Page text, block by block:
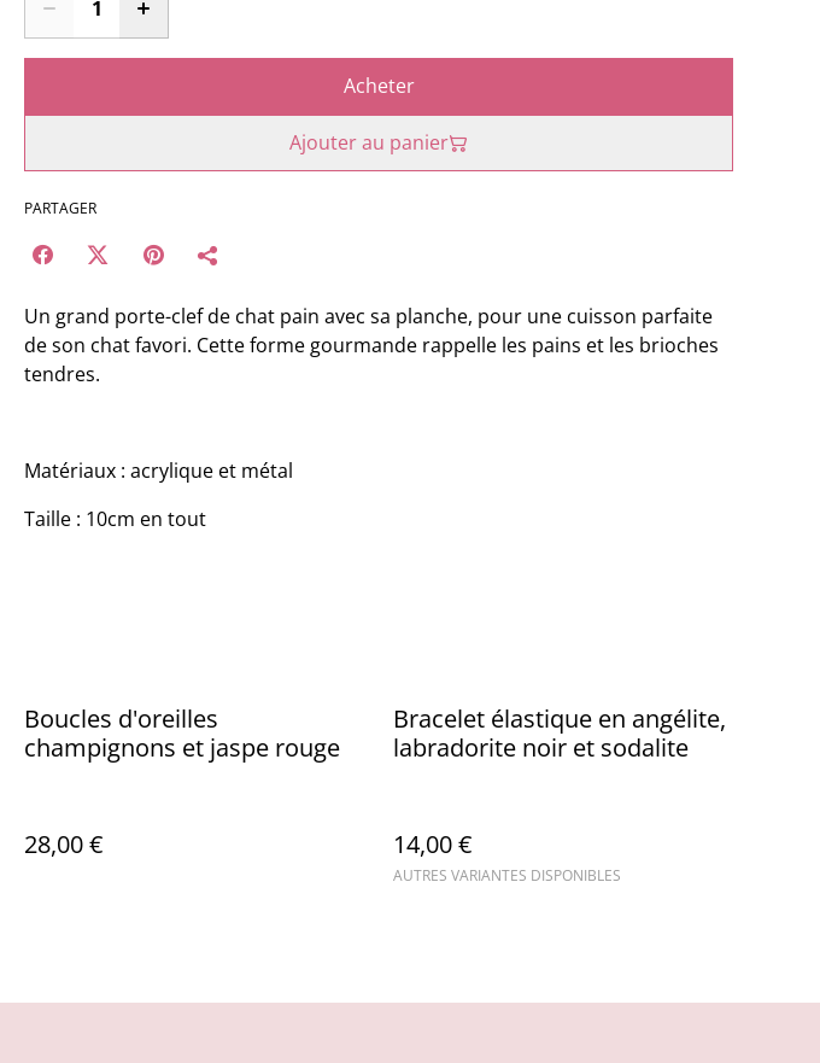
Acheter
Ajouter au panier
PARTAGER
Un grand porte-clef de chat pain avec sa planche, pour une cuisson parfaite
de son chat favori. Cette forme gourmande rappelle les pains et les brioches
tendres.
Matériaux : acrylique et métal
Taille : 10cm en tout
Boucles d'oreilles
champignons et jaspe rouge
28,00 €
Bracelet élastique en angélite,
labradorite noir et sodalite
14,00 €
AUTRES VARIANTES DISPONIBLES